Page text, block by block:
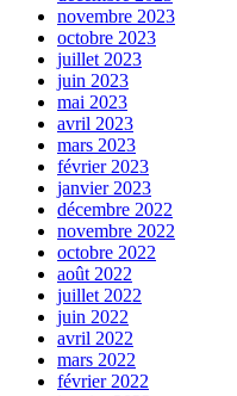
novembre 2023
octobre 2023
juillet 2023
juin 2023
mai 2023
avril 2023
mars 2023
février 2023
janvier 2023
décembre 2022
novembre 2022
octobre 2022
août 2022
juillet 2022
juin 2022
avril 2022
mars 2022
février 2022